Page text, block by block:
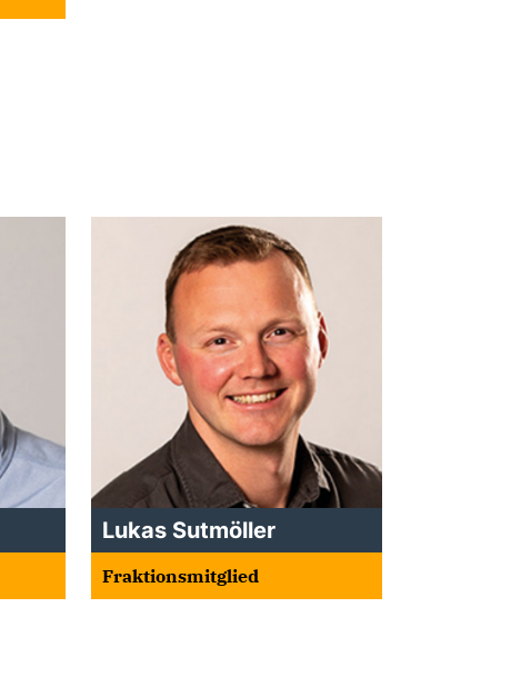
Lukas Sutmöller
Fraktionsmitglied